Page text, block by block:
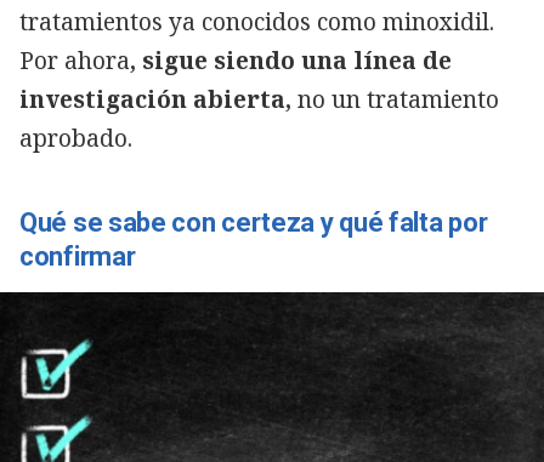
tratamientos ya conocidos como minoxidil.
Por ahora, sigue siendo una línea de
investigación abierta, no un tratamiento
aprobado.
Qué se sabe con certeza y qué falta por
confirmar